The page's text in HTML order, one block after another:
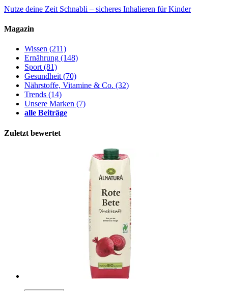
Nutze deine Zeit Schnabli – sicheres Inhalieren für Kinder
Magazin
Wissen (211)
Ernährung (148)
Sport(81)
Gesundheit(70)
Nährstoffe, Vitamine & Co. (32)
Trends (14)
Unsere Marken (7)
alle Beiträge
Zuletzt bewertet